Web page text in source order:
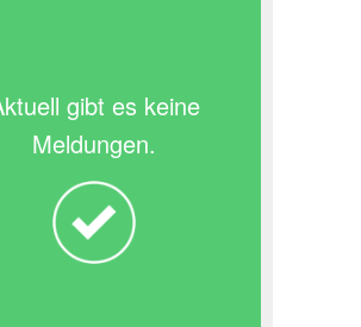
gibt es keine
Meldungen.